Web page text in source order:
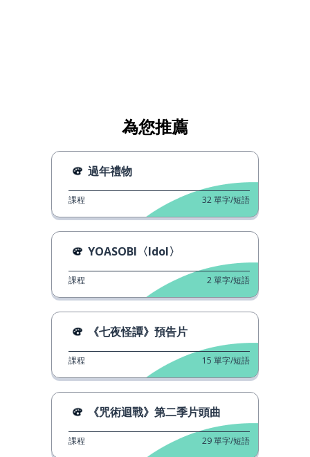
為您推薦
過年禮物
課程 32單字/短語
YOASOBI〈Idol〉
課程 2單字/短語
《七夜怪譚》預告片
課程 15 單字/短語
《咒術迴戰》第二季片頭曲
課程 29單字/短語